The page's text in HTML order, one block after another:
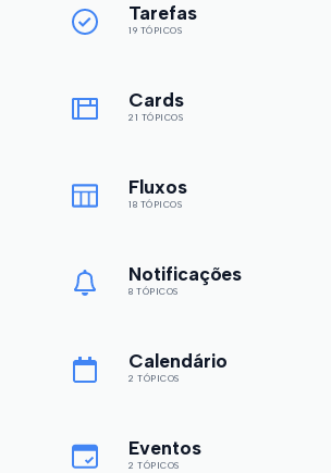
Tarefas
19 TÓPICOS
Cards
21 TÓPICOS
Fluxos
18 TÓPICOS
Notificações
8 TÓPICOS
Calendário
2 TÓPICOS
Eventos
2 TÓPICOS